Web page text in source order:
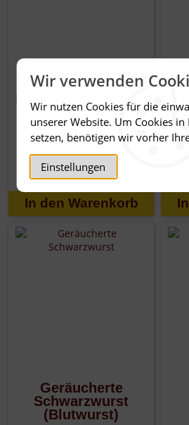
Wir verwenden
Wir nutzen Cookies für die
unserer Website. Um Cookies
setzen, benötigen wir vorher
Einstellungen
HR-Honig-
Flüssigseife
Nachfüllflasche 500
ml
6,95 €
13,90 € /
Geräucherte
Schwarzwurst
(Blutwurst)